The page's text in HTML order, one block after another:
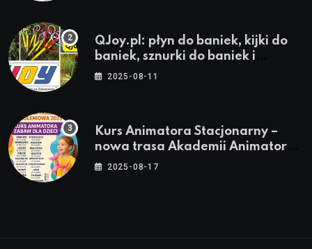
QJoy.pl: płyn do baniek, kijki do
baniek, sznurki do baniek i
zestawy do baniek
2025-08-11
Kurs Animatora Stacjonarny –
nowa trasa Akademii Animatora
– jesień 2025
2025-08-17